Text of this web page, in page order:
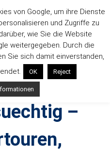
–
von Google, um ihre Dienste
und Zugriffe zu
wie Sie die Website
weitergegeben. Durch die
Sie sich damit einverstanden,
OK Reject